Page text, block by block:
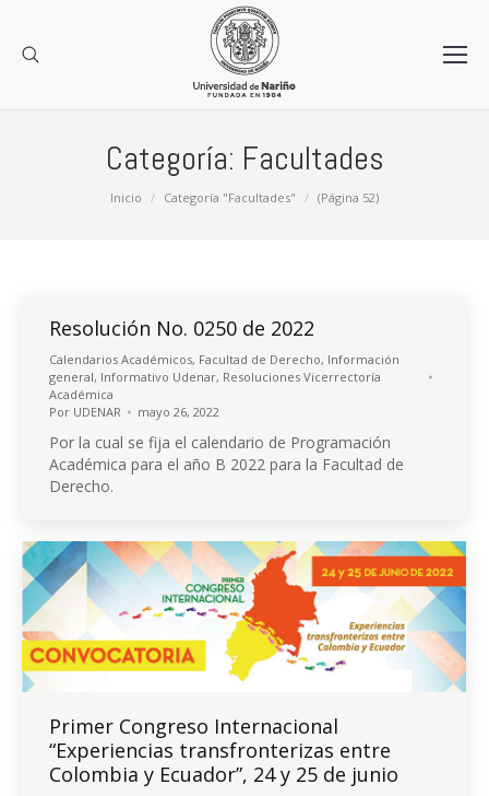
Categoría: Facultades
Inicio Categoría "Facultades" (Página 52)
Resolución No. 0250 de 2022
Calendarios Académicos, Facultad de Derecho, Información
general, Informativo Udenar, Resoluciones Vicerrectoría
Académica
Por UDENAR mayo 26, 2022
Por la cual se fija el calendario de Programación
Académica para el año B 2022 para la Facultad de
Derecho.
Primer Congreso Internacional
“Experiencias transfronterizas entre
Colombia y Ecuador”, 24 y 25 de junio